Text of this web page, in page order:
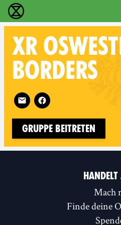
extinction rebellion -
XR
BORDERS
Follow XR Oswestry and
Gruppe beitreten
Mach
Finde deine